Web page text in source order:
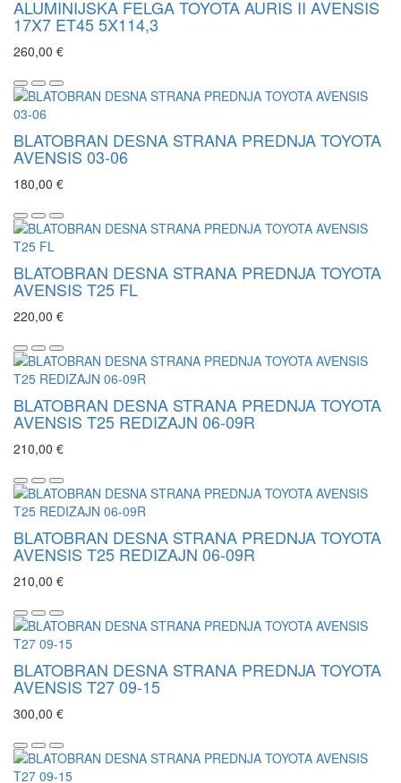
ALUMINIJSKA FELGA TOYOTA AURIS II AVENSIS
17X7 ET45 5X114,3
260,00 €
BLATOBRAN DESNA STRANA PREDNJA TOYOTA
AVENSIS 03-06
180,00 €
BLATOBRAN DESNA STRANA PREDNJA TOYOTA
AVENSIS T25 FL
220,00 €
BLATOBRAN DESNA STRANA PREDNJA TOYOTA
AVENSIS T25 REDIZAJN 06-09R
210,00 €
BLATOBRAN DESNA STRANA PREDNJA TOYOTA
AVENSIS T25 REDIZAJN 06-09R
210,00 €
BLATOBRAN DESNA STRANA PREDNJA TOYOTA
AVENSIS T27 09-15
300,00 €